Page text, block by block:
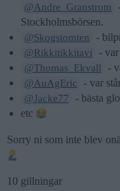
@Andre_Granstrom
Stockholmsbörsen.
@Skogstomten -
@Rikkitikkitavi -
@Thomas_Ekvall -
@AuAgEric - var
@Jacke77
- bästa
etc
Sorry ni som inte blev
10 gillningar